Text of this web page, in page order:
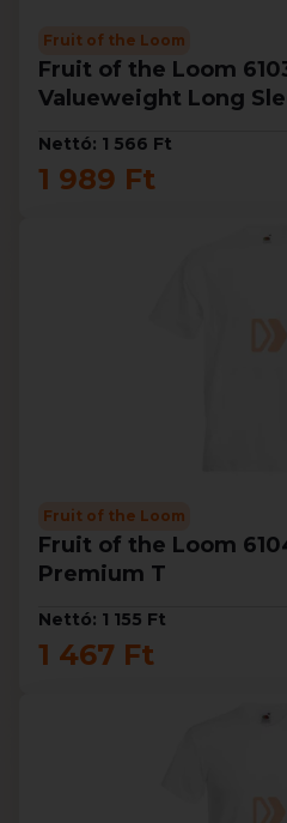
Fruit of the Loom
Fruit of the Loom
Valueweight Long
Nettó: 1 566 Ft
1 989 Ft
Fruit of the Loom
Fruit of the Loom
Premium T
Nettó: 1 155 Ft
1 467 Ft